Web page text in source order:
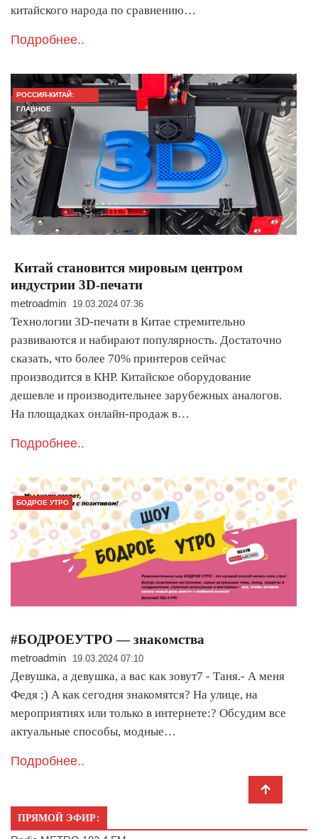
китайского народа по сравнению…
Подробнее..
РОССИЯ-КИТАЙ:
ГЛАВНОЕ
Китай становится мировым центром
индустрии 3D-печати
metroadmin 19.03.2024 07:36
Технологии 3D-печати в Китае стремительно
развиваются и набирают популярность. Достаточно
сказать, что более 70% принтеров сейчас
производится в КНР. Китайское оборудование
дешевле и производительнее зарубежных аналогов.
На площадках онлайн-продаж в…
Подробнее..
БОДРОЕ УТРО
#БОДРОЕУТРО — знакомства
metroadmin 19.03.2024 07:10
Девушка, а девушка, а вас как зовут7 - Таня.- А меня
Федя ;) А как сегодня знакомятся? На улице, на
мероприятиях или только в интернете:? Обсудим все
актуальные способы, модные…
Подробнее..
ПРЯМОЙ ЭФИР: